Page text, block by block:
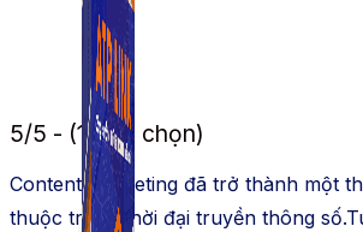
5/5 - (1 bình chọn)
Content marketing đã trở thành một
thuộc trong thời đại truyền thông